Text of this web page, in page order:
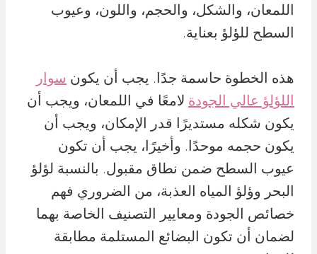
اللمعان، والشكل، والحجم، واللون، وعيوب
السطح للؤلؤ بعناية.
هذه الخطوة حاسمة جدًا. يجب أن يكون سوار
اللؤلؤ عالي الجودة لامعًا في اللمعان، ويجب أن
يكون شكله مستديرًا قدر الإمكان، ويجب أن
يكون حجمه موحدًا. وأخيرًا، يجب أن تكون
عيوب السطح ضمن نطاق مقبول. بالنسبة لؤلؤ
البحر وؤلؤ المياه العذبة، من الضروري فهم
خصائص الجودة ومعايير التصنيف الخاصة بهما
لضمان أن تكون البضائع المستلمة مطابقة